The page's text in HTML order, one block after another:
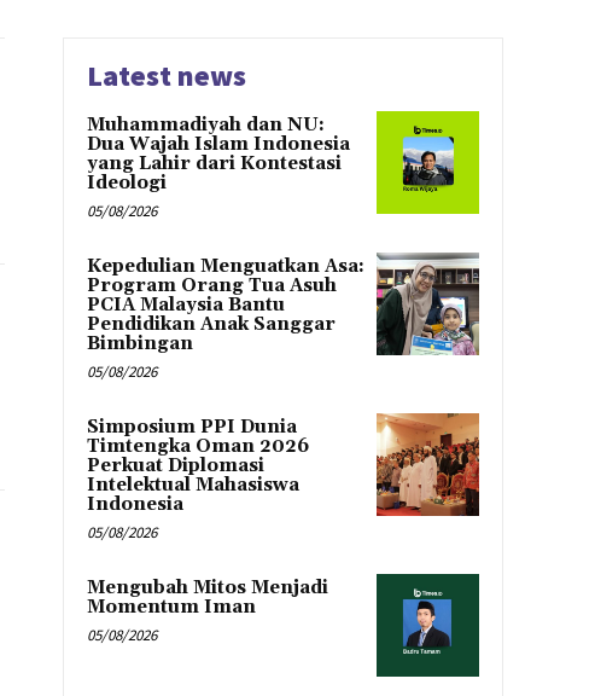
Latest news
Muhammadiyah dan NU:
Dua Wajah Islam Indonesia
yang Lahir dari Kontestasi
Ideologi
05/08/2026
Kepedulian Menguatkan Asa:
Program Orang Tua Asuh
PCIA Malaysia Bantu
Pendidikan Anak Sanggar
Bimbingan
05/08/2026
Simposium PPI Dunia
Timtengka Oman 2026
Perkuat Diplomasi
Intelektual Mahasiswa
Indonesia
05/08/2026
Mengubah Mitos Menjadi
Momentum Iman
05/08/2026